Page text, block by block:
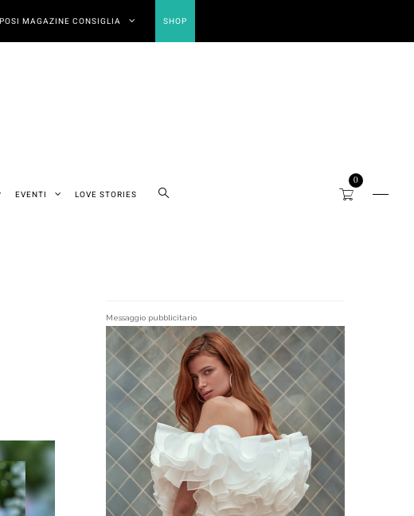
MAGAZINE CONSIGLIA SHOP
EVENTI LOVE STORIES
0
Messaggio pubblicitario